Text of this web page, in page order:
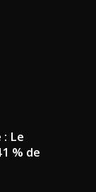
Le
% de